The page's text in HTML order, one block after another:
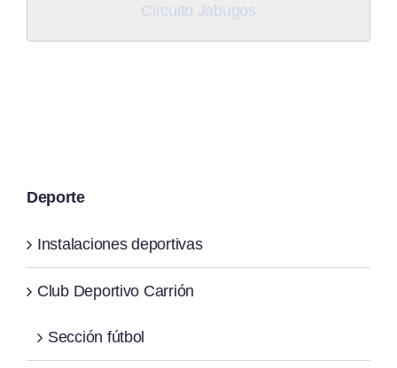
Circuito Jabugos
Deporte
Instalaciones deportivas
Club Deportivo Carrión
Sección fútbol